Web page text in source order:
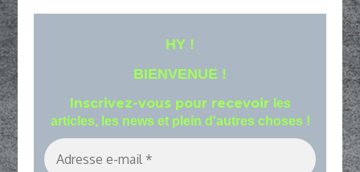
HY !
BIENVENUE !
Inscrivez-vous pour recevoir les
articles, les news et plein d'autres choses !